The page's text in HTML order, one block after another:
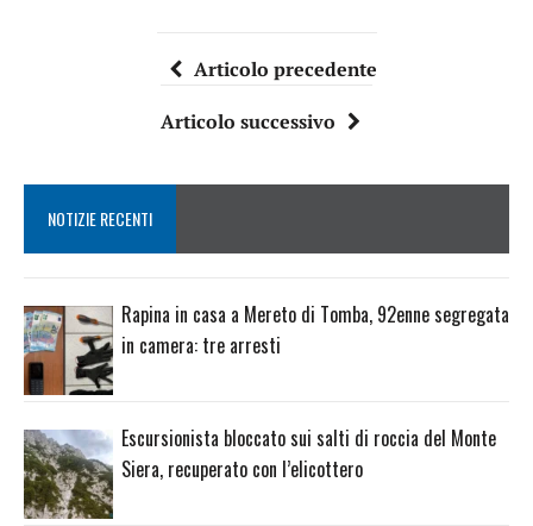
Articolo precedente
Articolo successivo
NOTIZIE RECENTI
Rapina in casa a Mereto di Tomba, 92enne segregata
in camera: tre arresti
Escursionista bloccato sui salti di roccia del Monte
Siera, recuperato con l’elicottero